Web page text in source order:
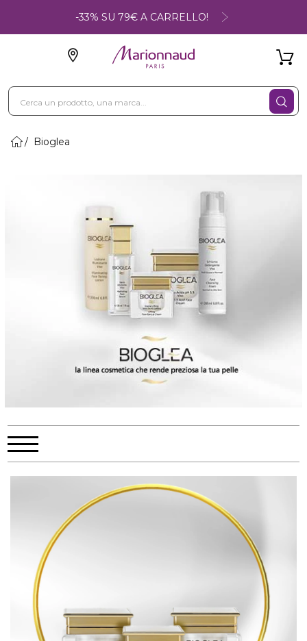
-33% SU 79€ A CARRELLO!
Bioglea